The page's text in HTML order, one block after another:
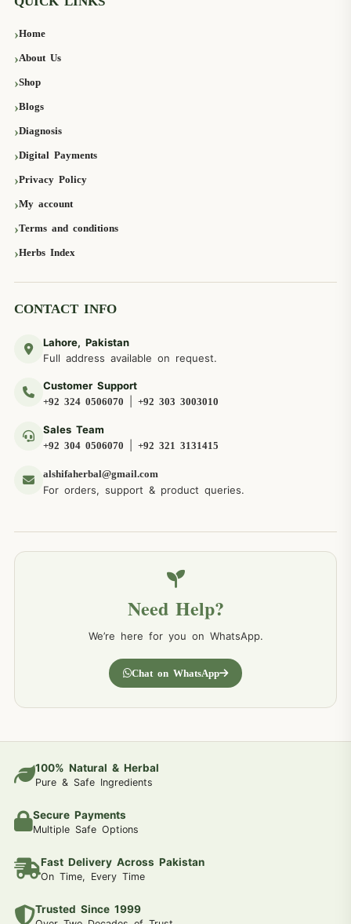
Home
About Us
Shop
Blogs
Diagnosis
Digital Payments
Privacy Policy
My account
Terms and conditions
Herbs Index
CONTACT INFO
Lahore, Pakistan
Full address available on request.
Customer Support
+92 324 0506070 +92 303 3003010
Sales Team
+92 304 0506070 +92 321 3131415
alshifaherbal@gmail.com
For orders, support & product queries.
Need Help?
We’re here for you on WhatsApp.
Chat on WhatsApp
100% Natural & Herbal
Pure & Safe Ingredients
Secure Payments
Multiple Safe Options
Fast Delivery Across Pakistan
On Time, Every Time
Trusted Since 1999